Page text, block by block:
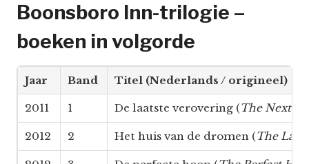
Boonsboro Inn-trilogie –
boeken in volgorde
Jaar Band Titel (Nederlands / origineel)
2011 1 De laatste verovering (The Next
2012 2 Het huis van de dromen (The Last